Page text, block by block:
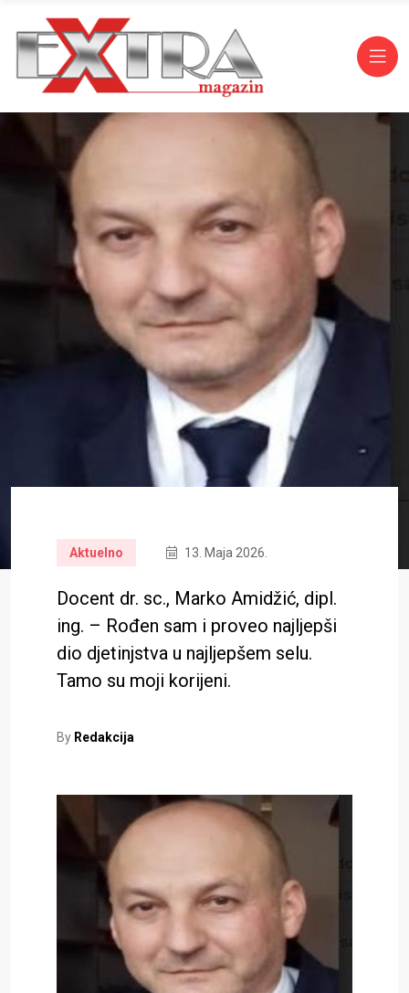
Aktuelno 13. Maja 2026.
Docent dr. sc., Marko Amidžić, dipl.
ing. – Rođen sam i proveo najljepši
dio djetinjstva u najljepšem selu.
Tamo su moji korijeni.
By Redakcija